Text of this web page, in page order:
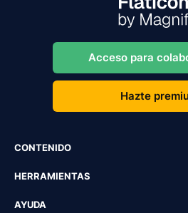
Acceso para
Hazte
CONTENIDO
HERRAMIENTAS
AYUDA